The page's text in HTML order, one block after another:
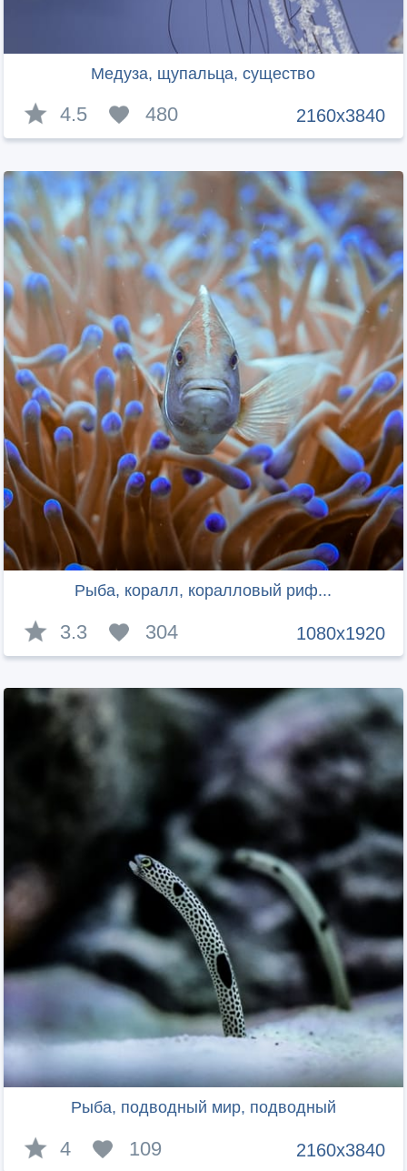
Медуза, щупальца, существо
2160x3840
4.5 480
Рыба, коралл, коралловый риф...
1080x1920
3.3 304
Рыба, подводный мир, подводный
2160x3840
4 109